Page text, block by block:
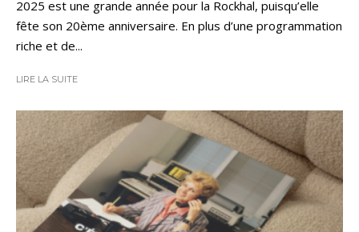
2025 est une grande année pour la Rockhal, puisqu’elle
fête son 20ème anniversaire. En plus d’une programmation
riche et de...
LIRE LA SUITE